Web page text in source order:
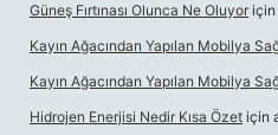
Güneş Fırtınası Olunca Ne Oluyor için
Kayın Ağacından Yapılan Mobilya
Kayın Ağacından Yapılan Mobilya
Hidrojen Enerjisi Nedir Kısa Özet için